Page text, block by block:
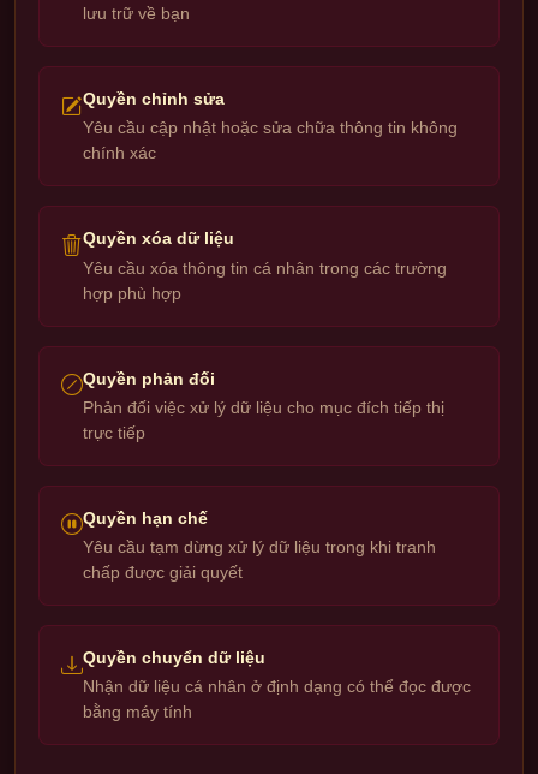
lưu trữ về bạn
Quyền chỉnh sửa
Yêu cầu cập nhật hoặc sửa chữa thông tin không
chính xác
Quyền xóa dữ liệu
Yêu cầu xóa thông tin cá nhân trong các trường
hợp phù hợp
Quyền phản đối
Phản đối việc xử lý dữ liệu cho mục đích tiếp thị
trực tiếp
Quyền hạn chế
Yêu cầu tạm dừng xử lý dữ liệu trong khi tranh
chấp được giải quyết
Quyền chuyển dữ liệu
Nhận dữ liệu cá nhân ở định dạng có thể đọc được
bằng máy tính